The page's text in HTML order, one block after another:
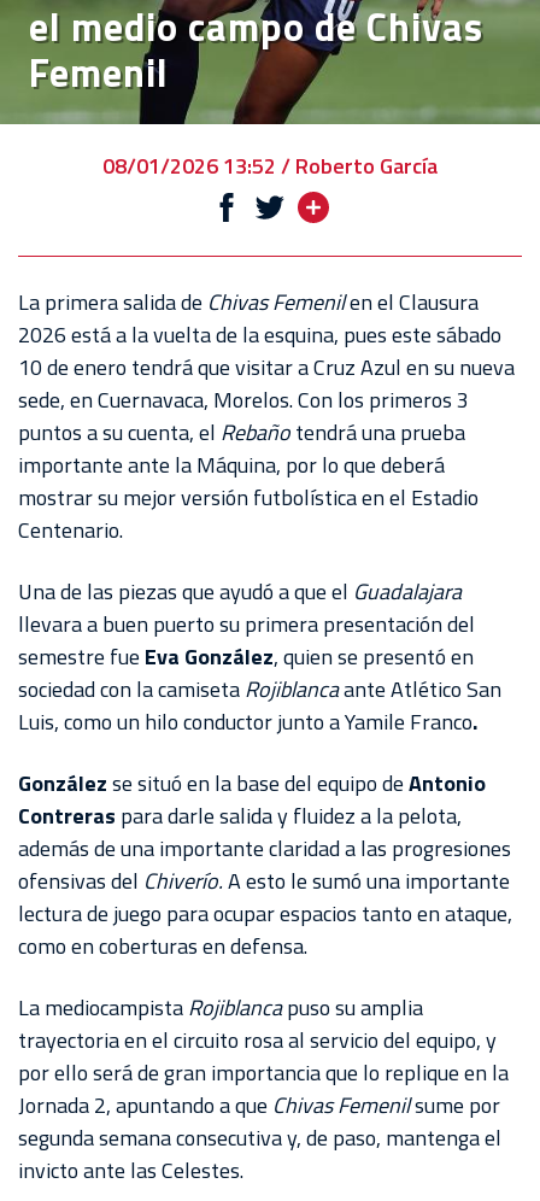
VENTA
DE
BOLETOS
CHIVABONOS
REBAÑO
CHIVAS
TIENDA
CHIVAS
CHIVASTV
ESTADIO
TOUR
ESTADIO
AKRON
el medio campo de Chivas
Femenil
08/01/2026 13:52 / Roberto García
La primera salida de Chivas Femenilen el Clausura
2026 está a la vuelta de la esquina, pues este sábado
10 de enero tendrá que visitar a Cruz Azul en su nueva
sede, en Cuernavaca, Morelos. Con los primeros 3
puntos a su cuenta, el Rebañotendrá una prueba
importante ante la Máquina, por lo que deberá
mostrar su mejor versión futbolística en el Estadio
Centenario.
Una de las piezas que ayudó a que el Guadalajara
llevara a buen puerto su primera presentación del
semestre fue Eva González, quien se presentó en
sociedad con la camisetaRojiblancaante Atlético San
Luis, como un hilo conductor junto a Yamile Franco.
Gonzálezse situó en la base del equipo deAntonio
Contreras para darle salida y fluidez a la pelota,
además de una importante claridad a las progresiones
ofensivas del Chiverío.A esto le sumó una importante
lectura de juego para ocupar espacios tanto en ataque,
como en coberturas en defensa.
La mediocampistaRojiblancapuso su amplia
trayectoria en el circuito rosa al servicio del equipo, y
por ello será de gran importancia que lo replique en la
Jornada 2, apuntando a que Chivas Femenilsume por
segunda semana consecutiva y, de paso, mantenga el
invicto ante las Celestes.